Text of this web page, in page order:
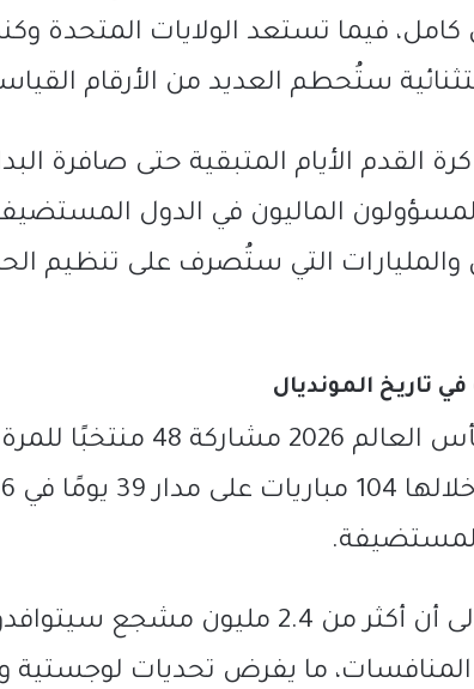
فيما تستعد الولايات المتحدة
ستُحطم العديد من الأرقام
القدم الأيام المتبقية حتى صافرة
الماليون في الدول
والمليارات التي ستُصرف على تنظيم
تاريخ المونديال
ستشهد بطولة كأس العالم 2026
المستضيفة.
وتشير التقديرات إلى أن أكثر من 2.4 مليون
المنافسات، ما يفرض تحديات لوجستية